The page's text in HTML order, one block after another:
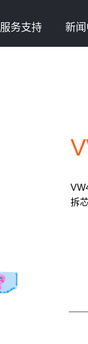
服务支持 新
拆